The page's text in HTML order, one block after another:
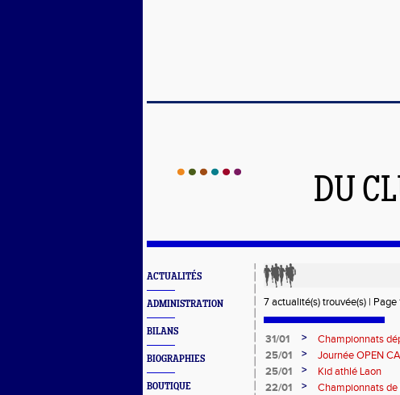
DU
ACTUALITÉS
ADMINISTRATION
BILANS
BIOGRAPHIES
BOUTIQUE
7 actualité(s) trouvée(s) | Page
31/01 >
Championnats
25/01
>
Journée OPEN
25/01
>
Kid athlé Laon
22/01
>
Championnats